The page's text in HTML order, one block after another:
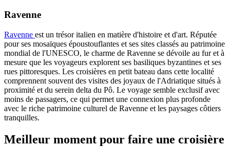
Ravenne
Ravenne est un trésor italien en matière d'histoire et d'art. Réputée
pour ses mosaïques époustouflantes et ses sites classés au patrimoine
mondial de l'UNESCO, le charme de Ravenne se dévoile au fur et à
mesure que les voyageurs explorent ses basiliques byzantines et ses
rues pittoresques. Les croisières en petit bateau dans cette localité
comprennent souvent des visites des joyaux de l'Adriatique situés à
proximité et du serein delta du Pô. Le voyage semble exclusif avec
moins de passagers, ce qui permet une connexion plus profonde
avec le riche patrimoine culturel de Ravenne et les paysages côtiers
tranquilles.
Meilleur moment pour faire une croisière